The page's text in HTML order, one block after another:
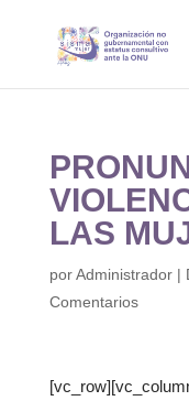
LAS
porAdministrador|
Comentarios